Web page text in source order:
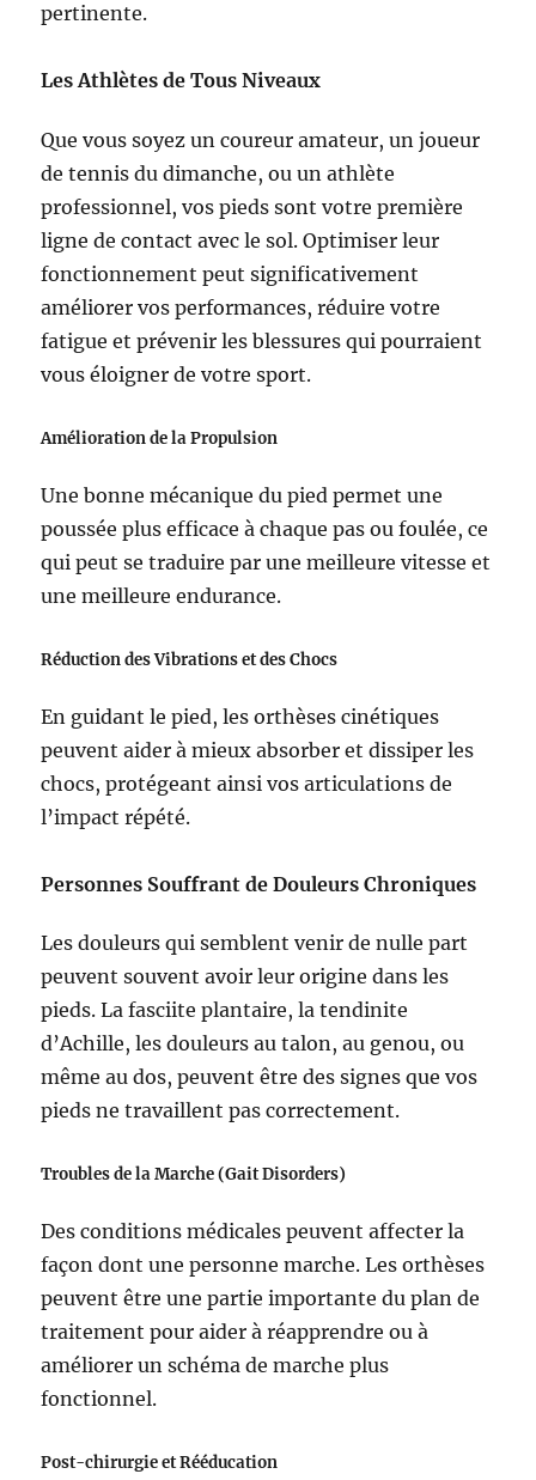
pertinente.
Les Athlètes de Tous Niveaux
Que vous soyez un coureur amateur, un joueur
de tennis du dimanche, ou un athlète
professionnel, vos pieds sont votre première
ligne de contact avec le sol. Optimiser leur
fonctionnement peut significativement
améliorer vos performances, réduire votre
fatigue et prévenir les blessures qui pourraient
vous éloigner de votre sport.
Amélioration de la Propulsion
Une bonne mécanique du pied permet une
poussée plus efficace à chaque pas ou foulée, ce
qui peut se traduire par une meilleure vitesse et
une meilleure endurance.
Réduction des Vibrations et des Chocs
En guidant le pied, les orthèses cinétiques
peuvent aider à mieux absorber et dissiper les
chocs, protégeant ainsi vos articulations de
l’impact répété.
Personnes Souffrant de Douleurs Chroniques
Les douleurs qui semblent venir de nulle part
peuvent souvent avoir leur origine dans les
pieds. La fasciite plantaire, la tendinite
d’Achille, les douleurs au talon, au genou, ou
même au dos, peuvent être des signes que vos
pieds ne travaillent pas correctement.
Troubles de la Marche (Gait Disorders)
Des conditions médicales peuvent affecter la
façon dont une personne marche. Les orthèses
peuvent être une partie importante du plan de
traitement pour aider à réapprendre ou à
améliorer un schéma de marche plus
fonctionnel.
Post-chirurgie et Rééducation